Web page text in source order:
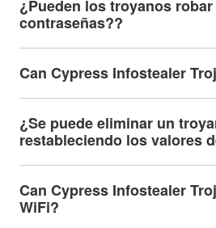
¿Pueden los troyanos robar
contraseñas??
Can Cypress Infostealer
¿Se puede eliminar un
restableciendo los valores
Can Cypress Infostealer
WiFi?